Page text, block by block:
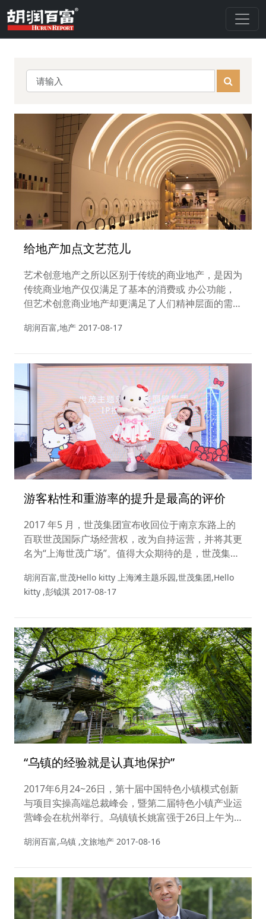
给地产加点文艺范儿
艺术创意地产之所以区别于传统的商业地产，是因为
传统商业地产仅仅满足了基本的消费或 办公功能，
但艺术创意商业地产却更满足了人们精神层面的需
胡润百富,地产 2017-08-17
游客粘性和重游率的提升是最高的评价
2017 年5 月，世茂集团宣布收回位于南京东路上的
百联世茂国际广场经营权，改为自持运营，并将其更
名为“上海世茂广场”。值得大众期待的是，世茂集
体跨越各个年龄层的 Hello kitty，打造国内唯一拥有
官方版权的室内主题乐园——世茂 Hello kitty 上海
胡润百富,世茂Hello kitty 上海滩主题乐园,世茂集团,Hello
kitty ,彭钺淇 2017-08-17
“乌镇的经验就是认真地保护”
2017年6月24~26日，第十届中国特色小镇模式创新
与项目实操高端总裁峰会，暨第二届特色小镇产业运
营峰会在杭州举行。乌镇镇长姚富强于26日上午为
世与今生、传承与创新， 在《胡润百富》专访中，
贵的实践经验，展现了整个开发历程中的决心、匠
心、恒心。
胡润百富,乌镇 ,文旅地产 2017-08-16